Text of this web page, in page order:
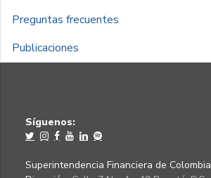
Preguntas frecuentes
Publicaciones
Síguenos:
Superintendencia Financiera de Colombia